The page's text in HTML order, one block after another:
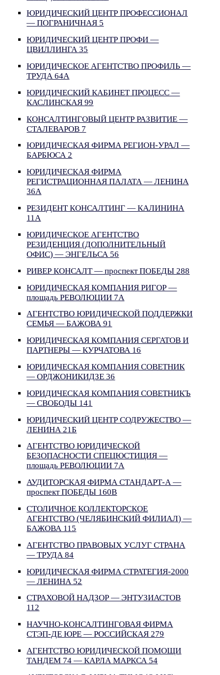
ЮРИДИЧЕСКИЙ ЦЕНТР ПРОФЕССИОНАЛ
— ПОГРАНИЧНАЯ 5
ЮРИДИЧЕСКИЙ ЦЕНТР ПРОФИ —
ЦВИЛЛИНГА 35
ЮРИДИЧЕСКОЕ АГЕНТСТВО ПРОФИЛЬ —
ТРУДА 64А
ЮРИДИЧЕСКИЙ КАБИНЕТ ПРОЦЕСС —
КАСЛИНСКАЯ 99
КОНСАЛТИНГОВЫЙ ЦЕНТР РАЗВИТИЕ —
СТАЛЕВАРОВ 7
ЮРИДИЧЕСКАЯ ФИРМА РЕГИОН-УРАЛ —
БАРБЮСА 2
ЮРИДИЧЕСКАЯ ФИРМА
РЕГИСТРАЦИОННАЯ ПАЛАТА — ЛЕНИНА
36А
РЕЗИДЕНТ КОНСАЛТИНГ — КАЛИНИНА
11А
ЮРИДИЧЕСКОЕ АГЕНТСТВО
РЕЗИДЕНЦИЯ (ДОПОЛНИТЕЛЬНЫЙ
ОФИС) — ЭНГЕЛЬСА 56
РИВЕР КОНСАЛТ — проспект ПОБЕДЫ 288
ЮРИДИЧЕСКАЯ КОМПАНИЯ РИГОР —
площадь РЕВОЛЮЦИИ 7А
АГЕНТСТВО ЮРИДИЧЕСКОЙ ПОДДЕРЖКИ
СЕМЬЯ — БАЖОВА 91
ЮРИДИЧЕСКАЯ КОМПАНИЯ СЕРГАТОВ И
ПАРТНЕРЫ — КУРЧАТОВА 16
ЮРИДИЧЕСКАЯ КОМПАНИЯ СОВЕТНИК
— ОРДЖОНИКИДЗЕ 36
ЮРИДИЧЕСКАЯ КОМПАНИЯ СОВЕТНИКЪ
— СВОБОДЫ 141
ЮРИДИЧЕСКИЙ ЦЕНТР СОДРУЖЕСТВО —
ЛЕНИНА 21Б
АГЕНТСТВО ЮРИДИЧЕСКОЙ
БЕЗОПАСНОСТИ СПЕЦЮСТИЦИЯ —
площадь РЕВОЛЮЦИИ 7А
АУДИТОРСКАЯ ФИРМА СТАНДАРТ-А —
проспект ПОБЕДЫ 160В
СТОЛИЧНОЕ КОЛЛЕКТОРСКОЕ
АГЕНТСТВО (ЧЕЛЯБИНСКИЙ ФИЛИАЛ) —
БАЖОВА 115
АГЕНТСТВО ПРАВОВЫХ УСЛУГ СТРАНА
— ТРУДА 84
ЮРИДИЧЕСКАЯ ФИРМА СТРАТЕГИЯ-2000
— ЛЕНИНА 52
СТРАХОВОЙ НАДЗОР — ЭНТУЗИАСТОВ
112
НАУЧНО-КОНСАЛТИНГОВАЯ ФИРМА
СТЭП-ДЕ ЮРЕ — РОССИЙСКАЯ 279
АГЕНТСТВО ЮРИДИЧЕСКОЙ ПОМОЩИ
ТАНДЕМ 74 — КАРЛА МАРКСА 54